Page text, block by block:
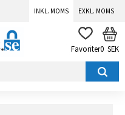
INKL. MOMS EXKL. MOMS
FAVORITER
0 SEK